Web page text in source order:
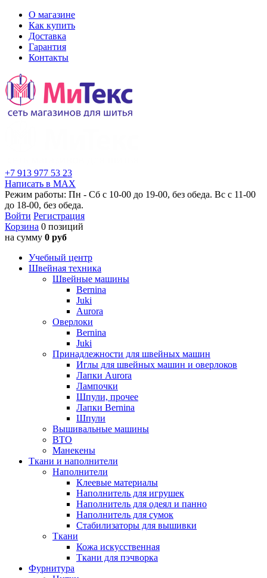
О магазине
Как купить
Доставка
Гарантия
Контакты
+7 913 977 53 23
Написать в MAX
Режим работы: Пн - Сб с 10-00 до 19-00, без обеда. Вс с 11-00
до 18-00, без обеда.
Войти Регистрация
Корзина 0 позиций
на сумму 0 руб
Учебный центр
Швейная техника
Швейные машины
Bernina
Juki
Aurora
Оверлоки
Bernina
Juki
Принадлежности для швейных машин
Иглы для швейных машин и оверлоков
Лапки Aurora
Лампочки
Шпули, прочее
Лапки Bernina
Шпули
Вышивальные машины
ВТО
Манекены
Ткани и наполнители
Наполнители
Клеевые материалы
Наполнитель для игрушек
Наполнитель для одеял и панно
Наполнитель для сумок
Стабилизаторы для вышивки
Ткани
Кожа искусственная
Ткани для пэчворка
Фурнитура